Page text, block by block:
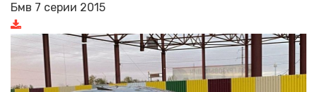
Бмв 7 серии 2015